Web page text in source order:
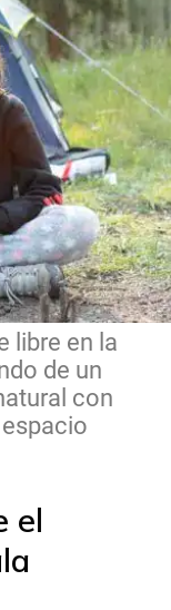
libre en la
de un
con
el